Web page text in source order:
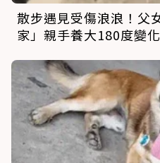
散步遇見受傷浪浪！父
家」親手養大180度變